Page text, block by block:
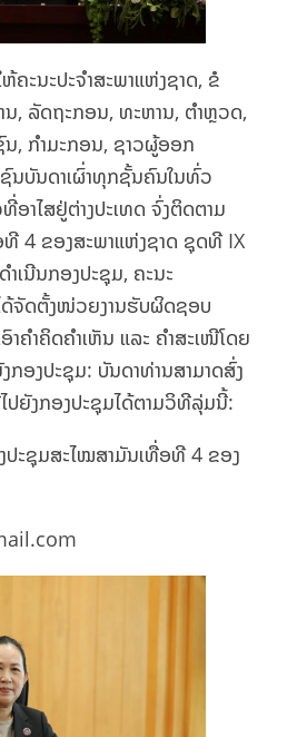
ຄະນະປະຈຳສະພາແຫ່ງຊາດ, ຂໍ
ນ, ລັດຖະກອນ, ທະຫານ, ຕຳຫຼວດ,
, ກຳມະກອນ, ຊາວຜູ້ອອກ
ນບັນດາເຜົ່າທຸກຊັ້ນຄົນໃນທົ່ວ
ອາໄສຢູ່ຕ່າງປະເທດ ຈົ່ງຕິດຕາມ
4 ຂອງສະພາແຫ່ງຊາດ ຊຸດທີ IX
ເນີນກອງປະຊຸມ, ຄະນະ
ດ້ຈັດຕັ້ງໜ່ວຍງານຮັບຜິດຊອບ
ຄຳຄິດຄຳເຫັນ ແລະ ຄຳສະເໜີໂດຍ
ກອງປະຊຸມ: ບັນດາທ່ານສາມາດສົ່ງ
ປຍັງກອງປະຊຸມໄດ້ຕາມວິທີລຸ່ມນີ້:
ປະຊຸມສະໄໝສາມັນເທື່ອທີ 4 ຂອງ